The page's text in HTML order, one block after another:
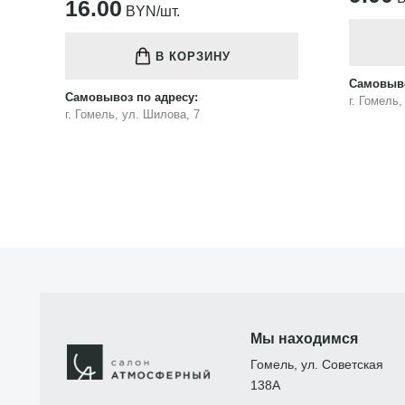
16.00 BYN/шт.
В КОРЗИНУ
Самовывоз по адресу:
г. Гомель, ул. Шилова, 7
г.
Мы находимся
Гомель, ул. Советская
138А